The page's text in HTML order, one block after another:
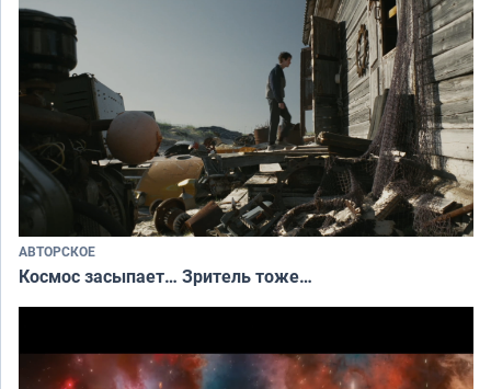
АВТОРСКОЕ
Космос засыпает… Зритель тоже…